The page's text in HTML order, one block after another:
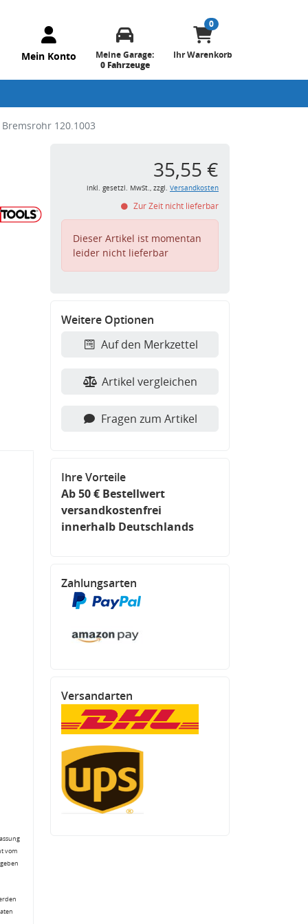
Mein Konto
Meine Garage:
0 Fahrzeuge
0
Ihr Warenkorb
Bremsrohr 120.1003
vom
35,55 €
inkl. gesetzl. MwSt., zzgl. Versandkosten
Zur Zeit nicht lieferbar
Dieser Artikel ist momentan
leider nicht lieferbar
Weitere Optionen
Auf den Merkzettel
Artikel vergleichen
Fragen zum Artikel
Ihre Vorteile
Ab 50 € Bestellwert
versandkostenfrei
innerhalb Deutschlands
Zahlungsarten
Versandarten